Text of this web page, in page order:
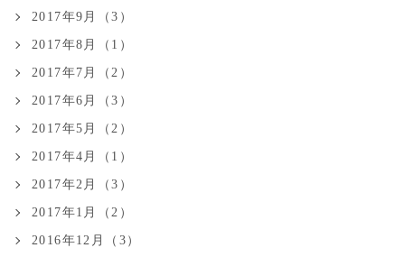
2017年9月（3）
2017年8月（1）
2017年7月（2）
2017年6月（3）
2017年5月（2）
2017年4月（1）
2017年2月（3）
2017年1月（2）
2016年12月（3）